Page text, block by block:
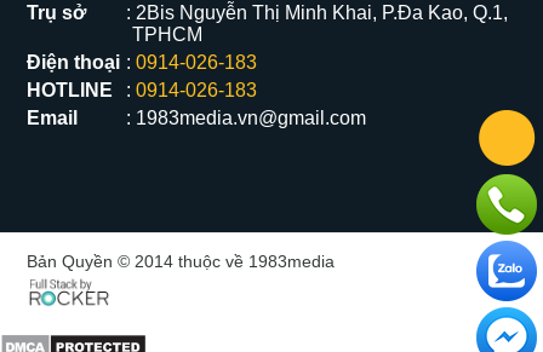
Trụ sở
2Bis Nguyễn Thị Minh Khai, P.Đa Kao, Q.1,
TPHCM
Điện thoại
0914-026-183
HOTLINE
0914-026-183
Email
1983media.vn@gmail.com
Bản Quyền © 2014 thuộc về 1983media